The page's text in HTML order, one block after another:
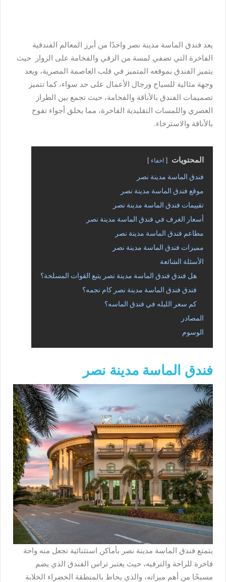
يعد فندق الماسة مدينة نصر واحدًا من أبرز المعالم الفندقية
الفاخرة التي تضفي لمسة من الرقي والفخامة على الزوار حيث
يتميز الفندق بموقعه المتميز في قلب العاصمة المصرية، ويعد
وجهة مثالية للسياح ورجال الأعمال على حد سواء، كما تتميز
تصميمات الفندق بالأناقة والفخامة، حيث تجمع بين الطراز
العصري واللمسات التقليدية الفاخرة، مما يخلق أجواء تفوح
بالأناقة والاسترخاء.
المحتويات اخفاء
فندق الماسة مدينة نصر
موقع فندق الماسة مدينة نصر
تقييمات فندق الماسة مدينة نصر
أسعار الغرف في فندق الماسة مدينة نصر
مطاعم فندق الماسة مدينة نصر
مميزات فندق الماسة مدينة نصر
الأسئلة الشائعة
هل فندق فندق الماسة مدينة نصر يتبع القوات المسلحة؟
فندق فندق الماسة مدينة نصر كام نجمه؟
كم سعر الليله في فندق الماسه؟
المصادر
الوسوم
فندق الماسة مدينة نصر
يتمتع فندق الماسة مدينة نصر بأماكن استثنائية تجعل منه واحة
فاخرة للراحة والترفيه، حيث يعتبر تراس الفندق الذي يضم
مسبحًا من أهم ميزاته، والذي يحاط بالمنطقة الخضراء الخلابة